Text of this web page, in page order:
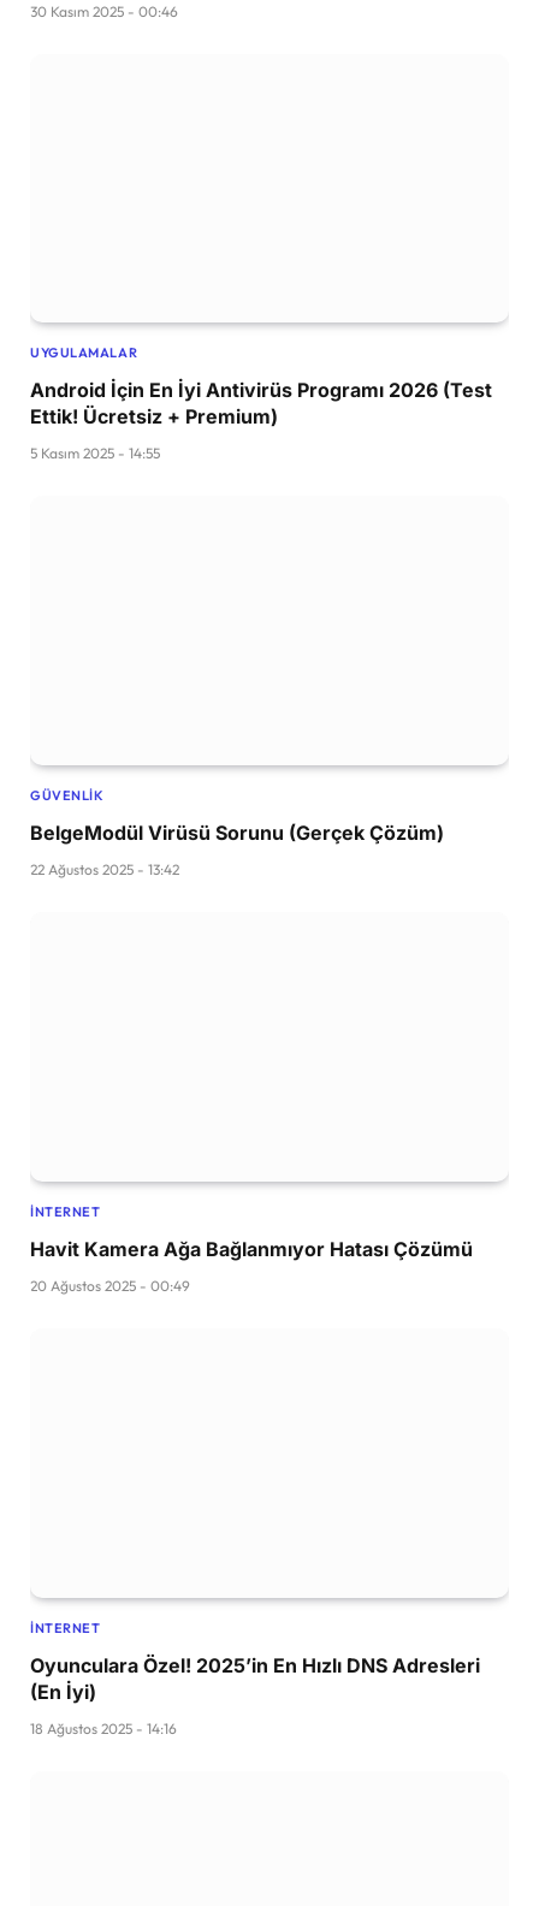
30 Kasım 2025 - 00:46
UYGULAMALAR
Android İçin En İyi Antivirüs Programı 2026 (Test
Ettik! Ücretsiz + Premium)
5 Kasım 2025 - 14:55
GÜVENLIK
BelgeModül Virüsü Sorunu (Gerçek Çözüm)
22 Ağustos 2025 - 13:42
İNTERNET
Havit Kamera Ağa Bağlanmıyor Hatası Çözümü
20 Ağustos 2025 - 00:49
İNTERNET
Oyunculara Özel! 2025’in En Hızlı DNS Adresleri
(En İyi)
18 Ağustos 2025 - 14:16